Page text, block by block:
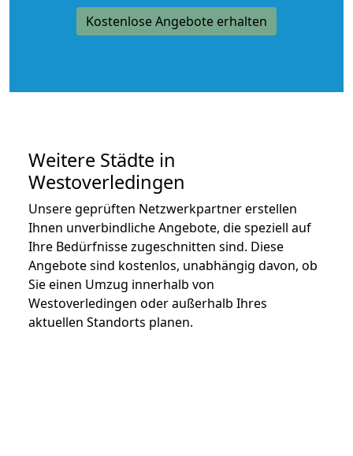
Kostenlose Angebote erhalten
Weitere Städte in
Westoverledingen
Unsere geprüften Netzwerkpartner erstellen
Ihnen unverbindliche Angebote, die speziell auf
Ihre Bedürfnisse zugeschnitten sind. Diese
Angebote sind kostenlos, unabhängig davon, ob
Sie einen Umzug innerhalb von
Westoverledingen oder außerhalb Ihres
aktuellen Standorts planen.